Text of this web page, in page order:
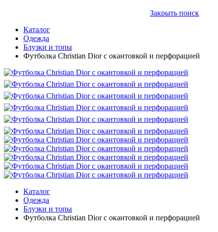
Закрыть поиск
Каталог
Одежда
Блузки и топы
Футболка Christian Dior с окантовкой и перфорацией
Каталог
Одежда
Блузки и топы
Футболка Christian Dior с окантовкой и перфорацией